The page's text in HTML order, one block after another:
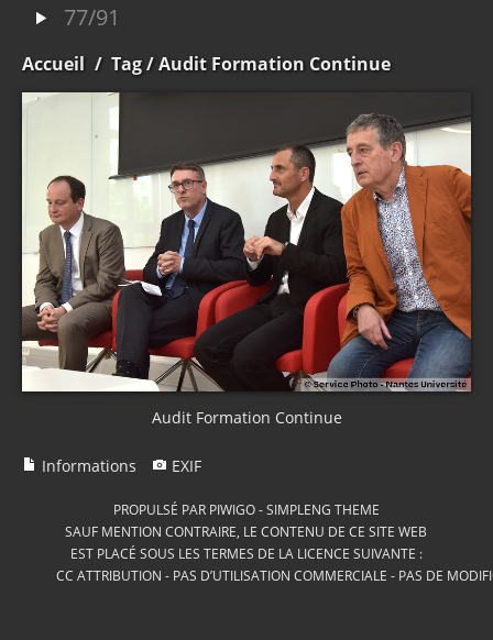
77/91
Accueil / Tag/ Audit Formation Continue
Audit Formation Continue
Informations EXIF
PROPULSÉ PAR PIWIGO-SIMPLENG THEME
SAUF MENTION CONTRAIRE, LE CONTENU DE CE SITE WEB
EST PLACÉ SOUS LES TERMES DE LA LICENCE SUIVANTE :
CC ATTRIBUTION - PAS D’UTILISATION COMMERCIALE - PAS DE